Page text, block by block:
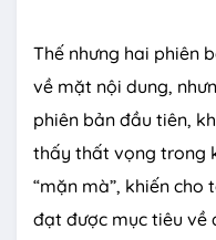
Thế nhưng hai phiên
về mặt nội dung,
phiên bản đầu tiên,
thấy thất vọng trong
“mặn mà”, khiến
đạt được mục tiêu về